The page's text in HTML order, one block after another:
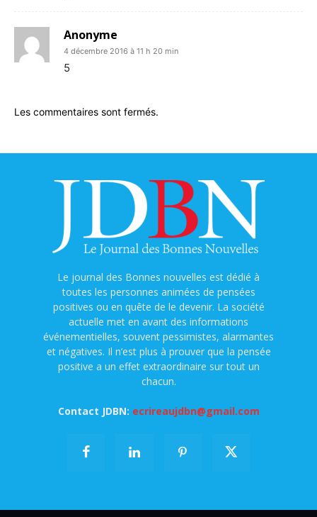
Anonyme
4 décembre 2016 à 11 h 20 min
5
Les commentaires sont fermés.
Le journal des Bonnes nouvelles est dédié à
toutes les personnes animées de pensées
positives ou en quête de le devenir. La société
actuelle met en avant des informations
événementielles, souvent pessimistes, alarmantes
et négatives. Il n’est plus à prouver que la pensée
positive a un effet extraordinaire sur tout un
chacun.
Contact JDBN: ecrireaujdbn@gmail.com